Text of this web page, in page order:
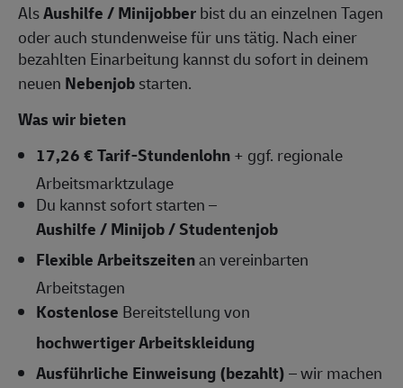
AlsAushilfe / Minijobberbist du an einzelnen Tagen
oder auch stundenweise für uns tätig. Nach einer
bezahlten Einarbeitung kannst du sofort in deinem
neuen Nebenjobstarten.
Was wir bieten
17,26 € Tarif-Stundenlohn+ ggf. regionale
Arbeitsmarktzulage
Du kannst sofort starten –
Aushilfe / Minijob / Studentenjob
Flexible Arbeitszeitenan vereinbarten
Arbeitstagen
Kostenlose Bereitstellung von
hochwertiger Arbeitskleidung
Ausführliche Einweisung (bezahlt)– wir machen